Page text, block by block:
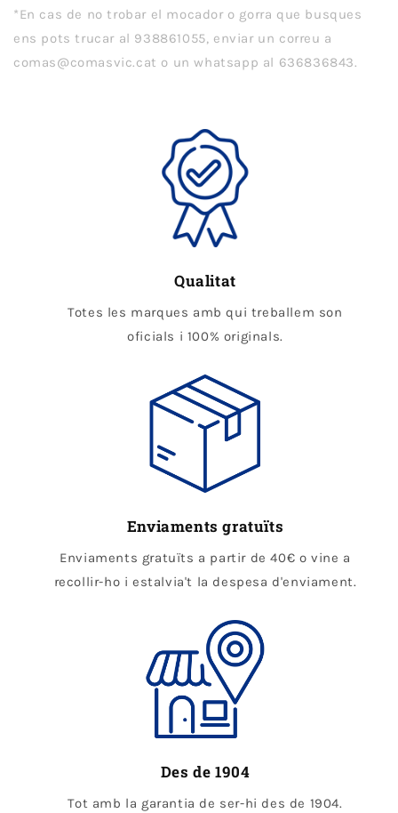
*En cas de no trobar el mocador o gorra que busques
ens pots trucar al 938861055, enviar un correu a
comas@comasvic.cat o un whatsapp al 636836843.
Qualitat
Totes les marques amb qui treballem son
oficials i 100% originals.
Enviaments gratuïts
Enviaments gratuïts a partir de 40€ o vine a
recollir-ho i estalvia't la despesa d'enviament.
Des de 1904
Tot amb la garantia de ser-hi des de 1904.